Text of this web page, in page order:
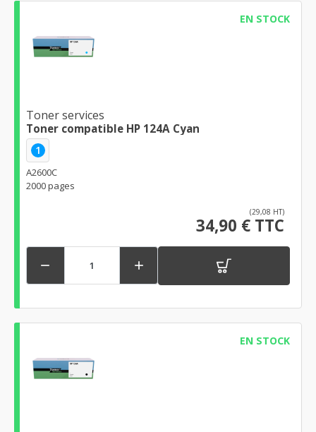
EN STOCK
Toner services
Toner compatible HP 124A Cyan
1
A2600C
2000 pages
(29,08 HT)
34,90 € TTC
 
EN STOCK